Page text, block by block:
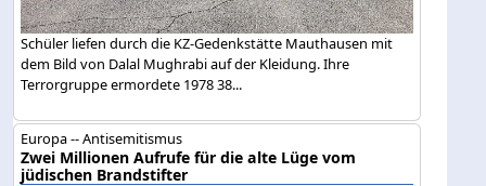
Schüler liefen durch die KZ-Gedenkstätte Mauthausen mit
dem Bild von Dalal Mughrabi auf der Kleidung. Ihre
Terrorgruppe ermordete 1978 38...
Europa -- Antisemitismus
Zwei Millionen Aufrufe für die alte Lüge vom
jüdischen Brandstifter